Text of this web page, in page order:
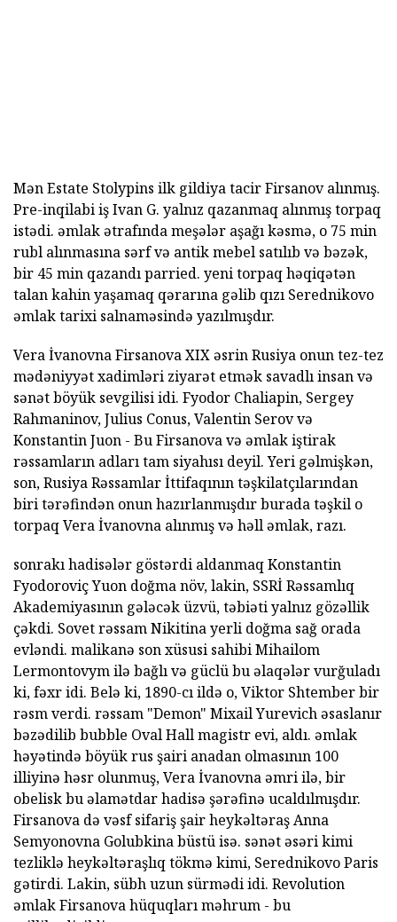
Mən Estate Stolypins ilk gildiya tacir Firsanov alınmış.
Pre-inqilabi iş Ivan G. yalnız qazanmaq alınmış torpaq
istədi. əmlak ətrafında meşələr aşağı kəsmə, o 75 min
rubl alınmasına sərf və antik mebel satılıb və bəzək,
bir 45 min qazandı parried. yeni torpaq həqiqətən
talan kahin yaşamaq qərarına gəlib qızı Serednikovo
əmlak tarixi salnaməsində yazılmışdır.
Vera İvanovna Firsanova XIX əsrin Rusiya onun tez-tez
mədəniyyət xadimləri ziyarət etmək savadlı insan və
sənət böyük sevgilisi idi. Fyodor Chaliapin, Sergey
Rahmaninov, Julius Conus, Valentin Serov və
Konstantin Juon - Bu Firsanova və əmlak iştirak
rəssamların adları tam siyahısı deyil. Yeri gəlmişkən,
son, Rusiya Rəssamlar İttifaqının təşkilatçılarından
biri tərəfindən onun hazırlanmışdır burada təşkil o
torpaq Vera İvanovna alınmış və həll əmlak, razı.
sonrakı hadisələr göstərdi aldanmaq Konstantin
Fyodoroviç Yuon doğma növ, lakin, SSRİ Rəssamlıq
Akademiyasının gələcək üzvü, təbiəti yalnız gözəllik
çəkdi. Sovet rəssam Nikitina yerli doğma sağ orada
evləndi. malikanə son xüsusi sahibi Mihailom
Lermontovym ilə bağlı və güclü bu əlaqələr vurğuladı
ki, fəxr idi. Belə ki, 1890-cı ildə o, Viktor Shtember bir
rəsm verdi. rəssam "Demon" Mixail Yurevich əsaslanır
bəzədilib bubble Oval Hall magistr evi, aldı. əmlak
həyətində böyük rus şairi anadan olmasının 100
illiyinə həsr olunmuş, Vera İvanovna əmri ilə, bir
obelisk bu əlamətdar hadisə şərəfinə ucaldılmışdır.
Firsanova də vəsf sifariş şair heykəltəraş Anna
Semyonovna Golubkina büstü isə. sənət əsəri kimi
tezliklə heykəltəraşlıq tökmə kimi, Serednikovo Paris
gətirdi. Lakin, sübh uzun sürmədi idi. Revolution
əmlak Firsanova hüquqları məhrum - bu